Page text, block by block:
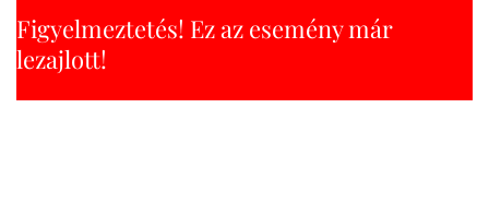
Figyelmeztetés! Ez az esemény már
lezajlott!